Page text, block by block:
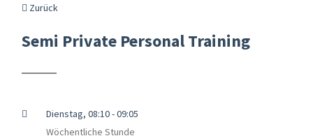
Zurück
Semi Private Personal Training
Dienstag, 08:10 - 09:05
Wöchentliche Stunde